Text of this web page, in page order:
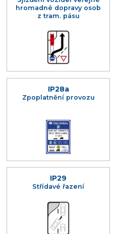
hromadné dopravy osob
z tram. pásu
IP28a
Zpoplatnění provozu
IP29
Střídavé řazení